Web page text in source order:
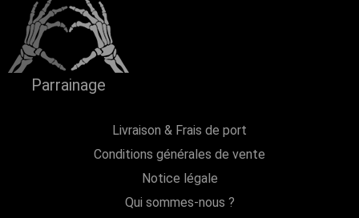
Parrainage
Livraison & Frais de port
Conditions générales de vente
Notice légale
Qui sommes-nous ?